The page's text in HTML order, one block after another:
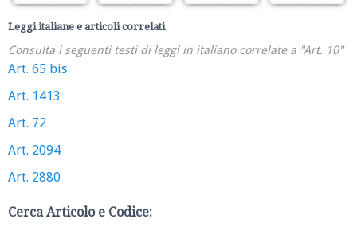
Leggi italiane e articoli correlati
Consulta i seguenti testi di leggi in italiano correlate a "Art. 10"
Art. 65 bis
Art. 1413
Art. 72
Art. 2094
Art. 2880
Cerca Articolo e Codice: